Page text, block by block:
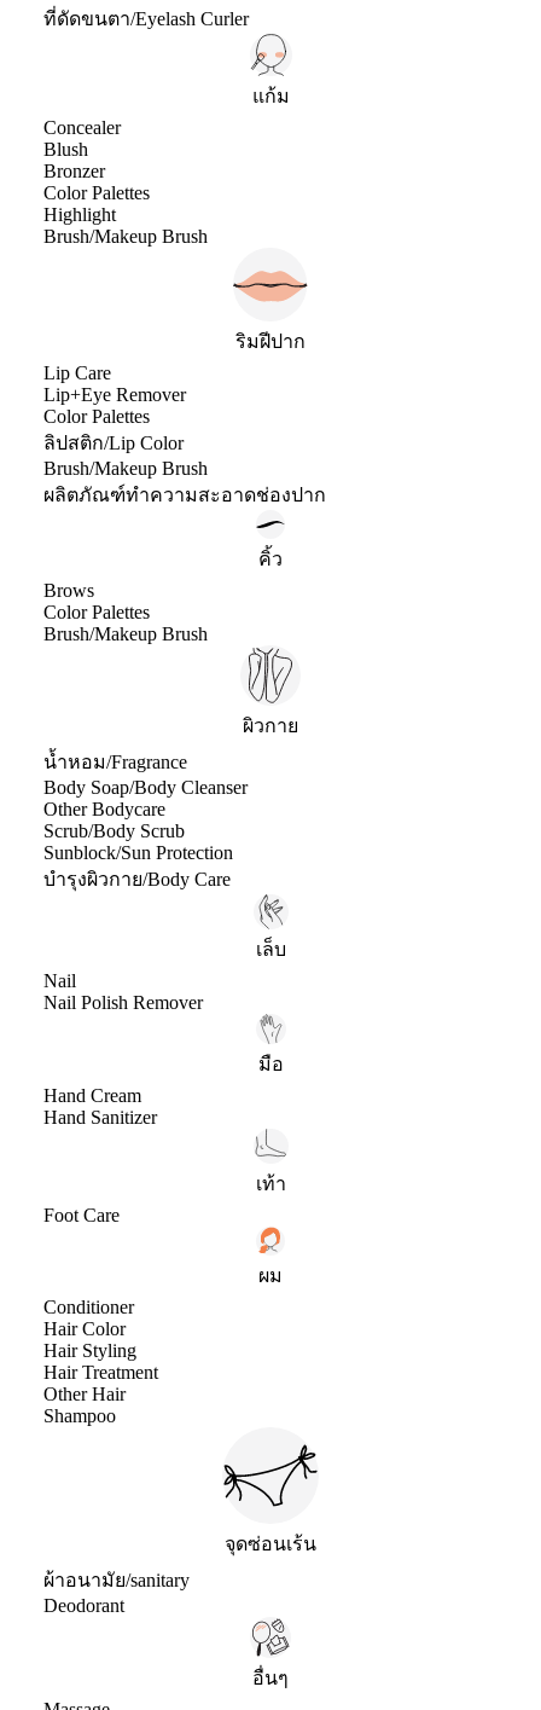
ที่ดัดขนตา/Eyelash Curler
แก้ม
Concealer
Blush
Bronzer
Color Palettes
Highlight
Brush/Makeup Brush
ริมฝีปาก
Lip Care
Lip+Eye Remover
Color Palettes
ลิปสติก/Lip Color
Brush/Makeup Brush
ผลิตภัณฑ์ทำความสะอาดช่องปาก
คิ้ว
Brows
Color Palettes
Brush/Makeup Brush
ผิวกาย
น้ำหอม/Fragrance
Body Soap/Body Cleanser
Other Bodycare
Scrub/Body Scrub
Sunblock/Sun Protection
บำรุงผิวกาย/Body Care
เล็บ
Nail
Nail Polish Remover
มือ
Hand Cream
Hand Sanitizer
เท้า
Foot Care
ผม
Conditioner
Hair Color
Hair Styling
Hair Treatment
Other Hair
Shampoo
จุดซ่อนเร้น
ผ้าอนามัย/sanitary
Deodorant
อื่นๆ